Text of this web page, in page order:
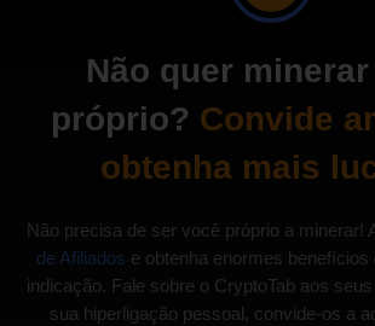
Não quer
próprio? Convide
obtenha mais
Não precisa de ser você próprio a minerar!
de Afiliados e obtenha enormes
indicação. Fale sobre o CryptoTab aos
sua hiperligação pessoal, convide-os a